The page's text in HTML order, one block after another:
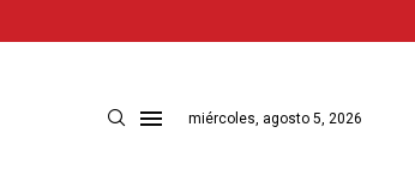
miércoles, agosto 5, 2026